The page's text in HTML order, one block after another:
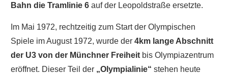
Bahn die Tramlinie 6 auf der Leopoldstraße ersetzte.
Im Mai 1972, rechtzeitig zum Start der Olympischen
Spiele im August 1972, wurde der 4km lange Abschnitt
der U3 von der Münchner Freiheit bis Olympiazentrum
eröffnet. Dieser Teil der „Olympialinie“ stehen heute